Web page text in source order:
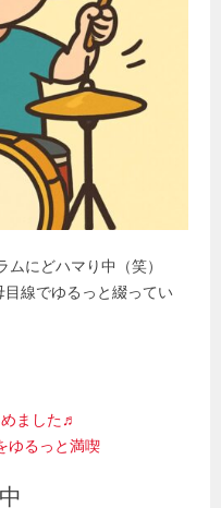
にどハマり中（笑）
目線でゆるっと綴ってい
ました♬
ゆるっと満喫